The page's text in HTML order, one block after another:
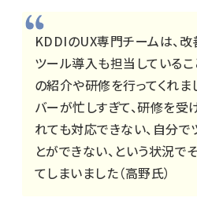
KDDIのUX専門チームは、
ツール導入も担当しているこ
の紹介や研修を行ってくれま
バーが忙しすぎて、研修を
れても対応できない、自分で
とができない、という状況で
てしまいました（高野氏）